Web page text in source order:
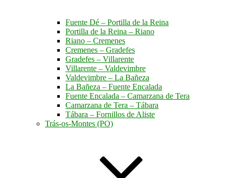
Fuente Dé – Portilla de la Reina
Portilla de la Reina – Riano
Riano – Cremenes
Cremenes – Gradefes
Gradefes – Villarente
Villarente – Valdevimbre
Valdevimbre – La Bañeza
La Bañeza – Fuente Encalada
Fuente Encalada – Camarzana de Tera
Camarzana de Tera – Tábara
Tábara – Fornillos de Aliste
Trás-os-Montes (PO)